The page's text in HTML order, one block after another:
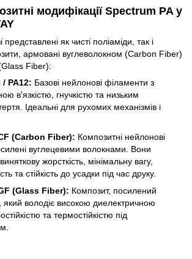
модифікації Spectrum PA у
як чисті поліаміди, так і
армовані вуглеволокном (Carbon Fiber)
Fiber):
/ PA12: Базові нейлонові філаменти з
в'язкістю, гнучкістю та низьким
Ідеальні для рухомих механізмів і
(Carbon Fiber): Композитні нейлонові
вуглецевими волокнами. Вони
жорсткість, мінімальну вагу,
та стійкість до усадки під час друку.
(Glass Fiber): Композит, посилений
який володіє високою диелектричною
та термостійкістю під